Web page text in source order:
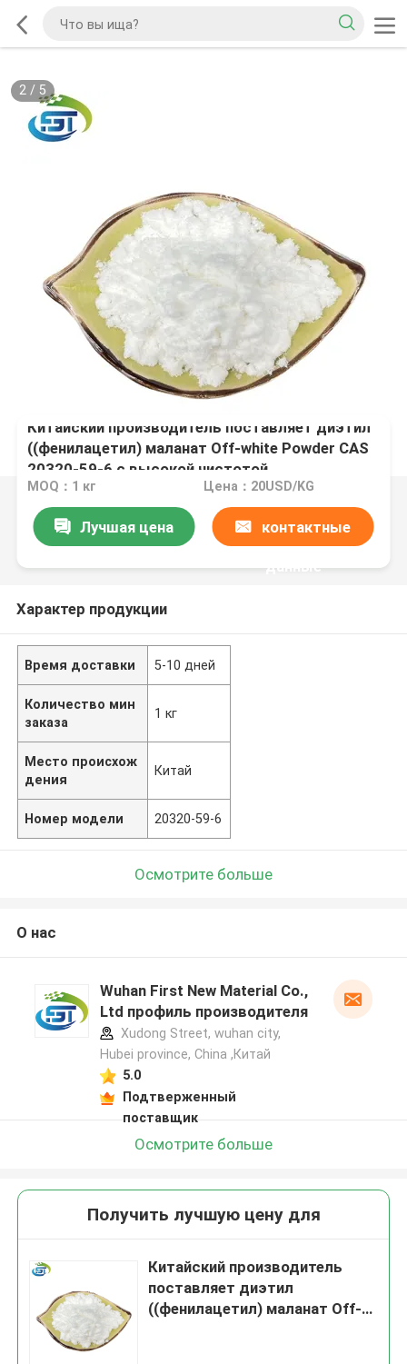
2/ 5
Китайский производитель поставляет диэтил
((фенилацетил) маланат Off-white Powder CAS
20320-59-6 с высокой чистотой
MOQ：1 кг Цена：20USD/KG
Лучшая цена контактные
данные
Характер продукции
Время доставки 5-10 дней
Количество мин
заказа
1 кг
Место происхож
дения
Китай
Номер модели 20320-59-6
Осмотрите больше
О нас
Wuhan First New Material Co.,
Ltd профиль производителя
Xudong Street, wuhan city,
Hubei province, China ,Китай
5.0
Подтверженный
поставщик
Осмотрите больше
Получить лучшую цену для
Китайский производитель
поставляет диэтил
((фенилацетил) маланат Off-